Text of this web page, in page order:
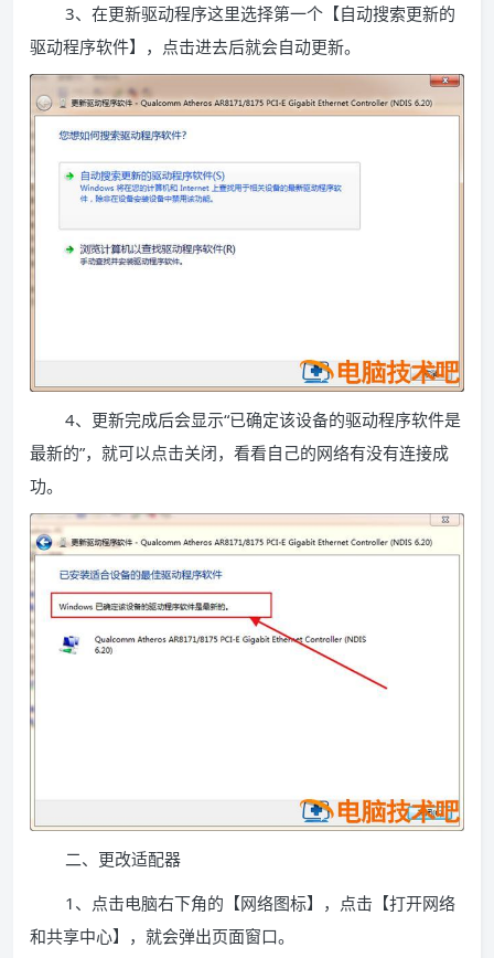
3、在更新驱动程序这里选择第一个【自动搜索更新的
驱动程序软件】，点击进去后就会自动更新。
4、更新完成后会显示“已确定该设备的驱动程序软件是
最新的”，就可以点击关闭，看看自己的网络有没有连接成
功。
二、更改适配器
1、点击电脑右下角的【网络图标】，点击【打开网络
和共享中心】，就会弹出页面窗口。